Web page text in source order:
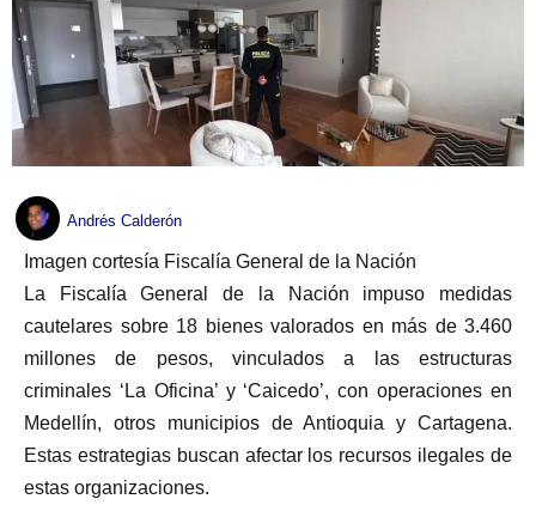
Andrés Calderón
Imagen cortesía Fiscalía General de la Nación
La Fiscalía General de la Nación impuso medidas
cautelares sobre 18 bienes valorados en más de 3.460
millones de pesos, vinculados a las estructuras
criminales ‘La Oficina’ y ‘Caicedo’, con operaciones en
Medellín, otros municipios de Antioquia y Cartagena.
Estas estrategias buscan afectar los recursos ilegales de
estas organizaciones.